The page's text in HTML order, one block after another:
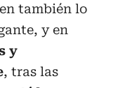
también lo
y en
y
, tras las